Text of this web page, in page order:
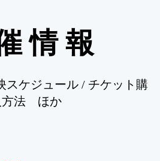
情 報
スケジュール / チケット購
方法 ほか